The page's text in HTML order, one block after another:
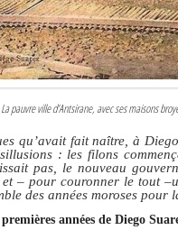
pauvre ville d’Antsirane, avec ses maisons
qu’avait fait naître, à
: les filons
pas, le nouveau
– pour couronner le tout
des années moroses
années de Diego